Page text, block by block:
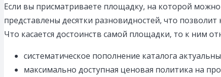
Если вы присматриваете площадку, на которой
представлены десятки разновидностей, что
Что касается достоинств самой площадки, то к ним
систематическое пополнение каталога
максимально доступная ценовая политика на